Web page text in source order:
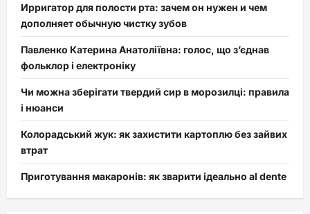
Ирригатор для полости рта: зачем он нужен и чем
дополняет обычную чистку зубов
Павленко Катерина Анатоліївна: голос, що з’єднав
фольклор і електроніку
Чи можна зберігати твердий сир в морозилці: правила
і нюанси
Колорадський жук: як захистити картоплю без зайвих
втрат
Приготування макаронів: як зварити ідеально al dente